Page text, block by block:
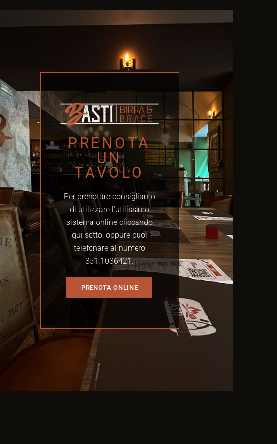
PRENOTA
UN
TAVOLO
Per prenotare consigliamo
di utilizzare l’utilissimo
sistema online cliccando
qui sotto, oppure puoi
telefonare al numero
351.1036421.
PRENOTA ONLINE